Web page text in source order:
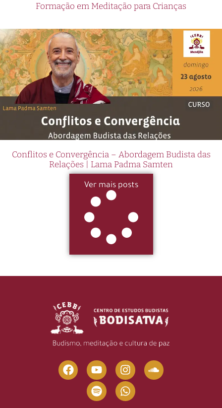
Formação em Meditação para Crianças
Conflitos e Convergência – Abordagem Budista das
Relações | Lama Padma Samten
Ver mais posts